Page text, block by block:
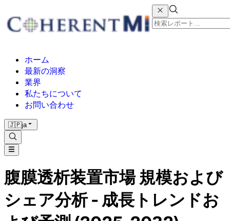
ホーム
最新の洞察
業界
私たちについて
お問い合わせ
🇯🇵ja
腹膜透析装置市場 規模および
シェア分析 - 成長トレンドお